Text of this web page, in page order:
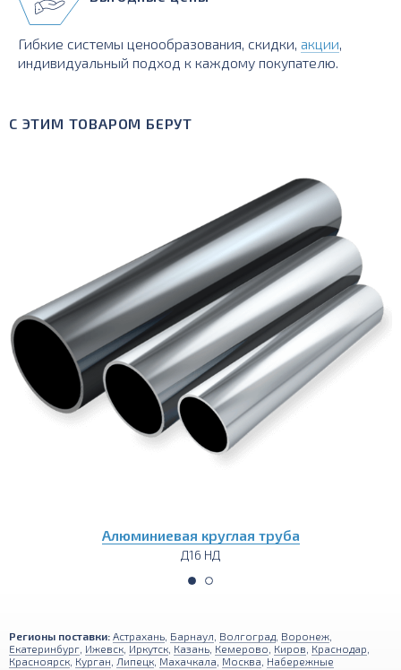
Гибкие системы ценообразования, скидки, акции,
индивидуальный подход к каждому покупателю.
С ЭТИМ ТОВАРОМ БЕРУТ
Алюминиевый пруток
Регионы поставки: Астрахань Барнаул Волгоград Воронеж
Екатеринбург Ижевск Иркутск Казань Кемерово Киров Краснодар
Красноярск Курган Липецк Махачкала Москва Набережные